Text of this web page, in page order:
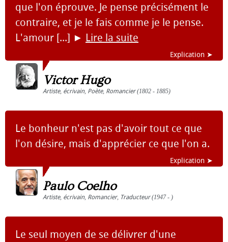
que l'on éprouve. Je pense précisément le
contraire, et je le fais comme je le pense.
L'amour [...] ► Lire la suite
Explication ➤
Victor Hugo
Artiste, écrivain, Poète, Romancier(1802 - 1885)
Le bonheur n'est pas d'avoir tout ce que
l'on désire, mais d'apprécier ce que l'on a.
Explication ➤
Paulo Coelho
Artiste, écrivain, Romancier, Traducteur(1947 - )
Le seul moyen de se délivrer d'une